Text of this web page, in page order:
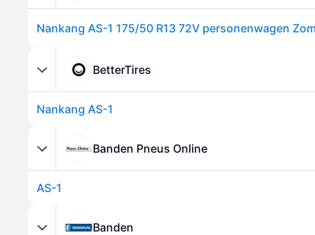
BetterTires
Nankang AS-1
Banden Pneus Online
AS-1
Banden